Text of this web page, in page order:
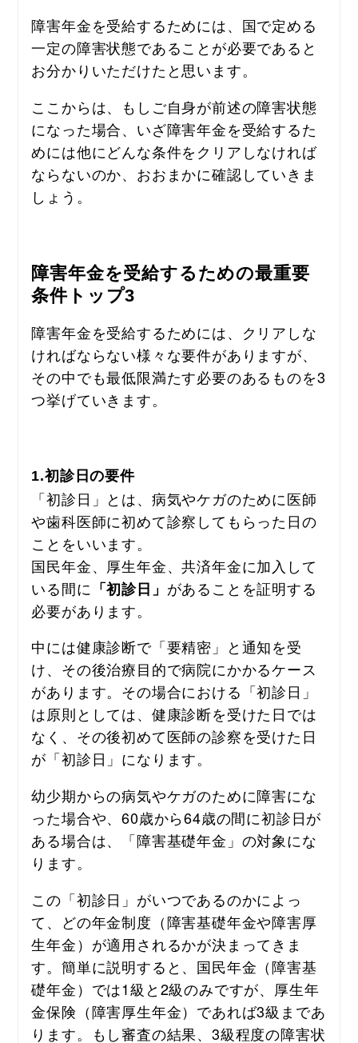
障害年金を受給するためには、国で定める
一定の障害状態であることが必要であると
お分かりいただけたと思います。
ここからは、もしご自身が前述の障害状態
になった場合、いざ障害年金を受給するた
めには他にどんな条件をクリアしなければ
ならないのか、おおまかに確認していきま
しょう。
障害年金を受給するための最重要
条件トップ3
障害年金を受給するためには、クリアしな
ければならない様々な要件がありますが、
その中でも最低限満たす必要のあるものを3
つ挙げていきます。
1.初診日の要件
「初診日」とは、病気やケガのために医師
や歯科医師に初めて診察してもらった日の
ことをいいます。
国民年金、厚生年金、共済年金に加入して
いる間に 「初診日」 があることを証明する
必要があります。
中には健康診断で「要精密」と通知を受
け、その後治療目的で病院にかかるケース
があります。その場合における「初診日」
は原則としては、健康診断を受けた日では
なく、その後初めて医師の診察を受けた日
が「初診日」になります。
幼少期からの病気やケガのために障害にな
った場合や、60歳から64歳の間に初診日が
ある場合は、「障害基礎年金」の対象にな
ります。
この「初診日」がいつであるのかによっ
て、どの年金制度（障害基礎年金や障害厚
生年金）が適用されるかが決まってきま
す。簡単に説明すると、国民年金（障害基
礎年金）では1級と2級のみですが、厚生年
金保険（障害厚生年金）であれば3級まであ
ります。もし審査の結果、3級程度の障害状